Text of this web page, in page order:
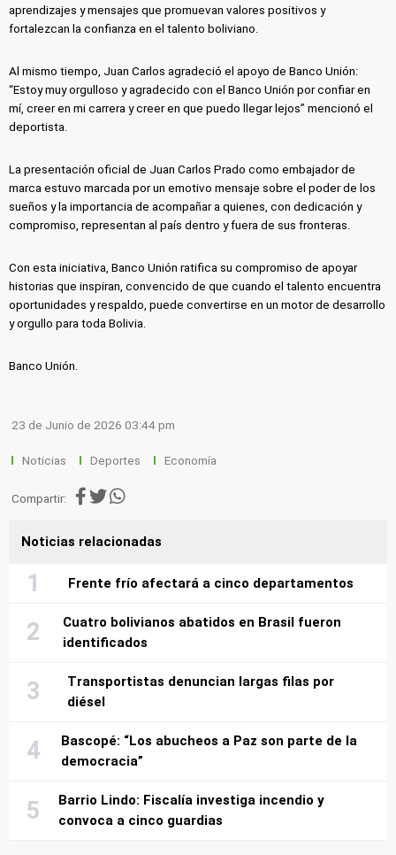
aprendizajes y mensajes que promuevan valores positivos y
fortalezcan la confianza en el talento boliviano.
Al mismo tiempo, Juan Carlos agradeció el apoyo de Banco Unión:
“Estoy muy orgulloso y agradecido con el Banco Unión por confiar en
mí, creer en mi carrera y creer en que puedo llegar lejos” mencionó el
deportista.
La presentación oficial de Juan Carlos Prado como embajador de
marca estuvo marcada por un emotivo mensaje sobre el poder de los
sueños y la importancia de acompañar a quienes, con dedicación y
compromiso, representan al país dentro y fuera de sus fronteras.
Con esta iniciativa, Banco Unión ratifica su compromiso de apoyar
historias que inspiran, convencido de que cuando el talento encuentra
oportunidades y respaldo, puede convertirse en un motor de desarrollo
y orgullo para toda Bolivia.
Banco Unión.
23 de Junio de 2026 03:44 pm
Noticias Deportes Economía
Compartir:
Noticias relacionadas
Frente frío afectará a cinco departamentos
Cuatro bolivianos abatidos en Brasil fueron
identificados
Transportistas denuncian largas filas por
diésel
Bascopé: “Los abucheos a Paz son parte de la
democracia”
Barrio Lindo: Fiscalía investiga incendio y
convoca a cinco guardias